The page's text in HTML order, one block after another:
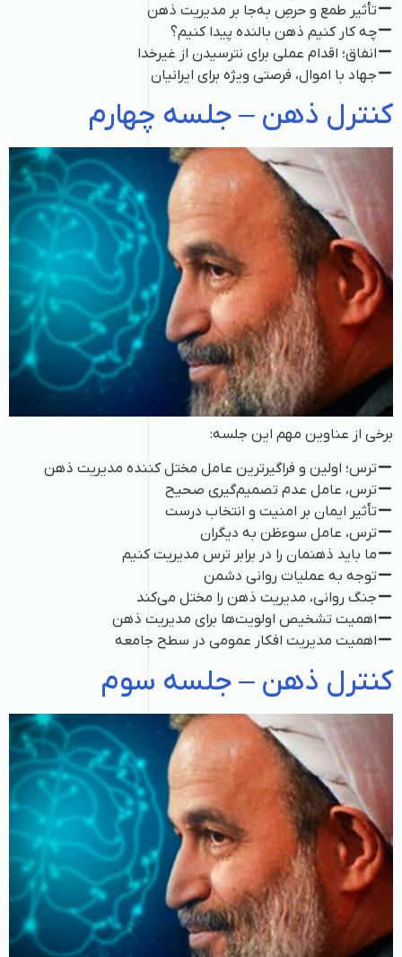
تأثیر طمع و حرصِ به‌جا بر مدیریت ذهن
چه کار کنیم ذهن بالنده پیدا کنیم؟
انفاق؛ اقدام عملی برای نترسیدن از غیرخدا
جهاد با اموال، فرصتی ویژه برای ایرانیان
کنترل ذهن – جلسه چهارم
برخی از عناوین مهم این جلسه:
ترس؛ اولین و فراگیرترین عامل مختل کننده مدیریت ذهن
ترس، عامل عدم تصمیم‌گیری صحیح
تأثیر ایمان بر امنیت و انتخاب درست
ترس، عامل سوء‌ظن به دیگران
ما باید ذهنمان را در برابر ترس مدیریت کنیم
توجه به عملیات روانی دشمن
جنگ روانی، مدیریت ذهن را مختل می‌کند
اهمیت تشخیص اولویت‌ها برای مدیریت ذهن
اهمیت مدیریت افکار عمومی در سطح جامعه
کنترل ذهن – جلسه سوم